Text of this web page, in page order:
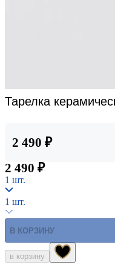
Тарелка
2 490 ₽
2 490 ₽
1 шт.
1 шт.
В КОРЗИНУ
в корзину